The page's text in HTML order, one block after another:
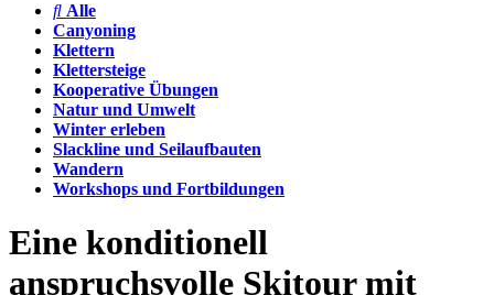
Alle
Canyoning
Klettern
Klettersteige
Kooperative Übungen
Natur und Umwelt
Winter erleben
Slackline und Seilaufbauten
Wandern
Workshops und Fortbildungen
Eine konditionell
anspruchsvolle Skitour mit